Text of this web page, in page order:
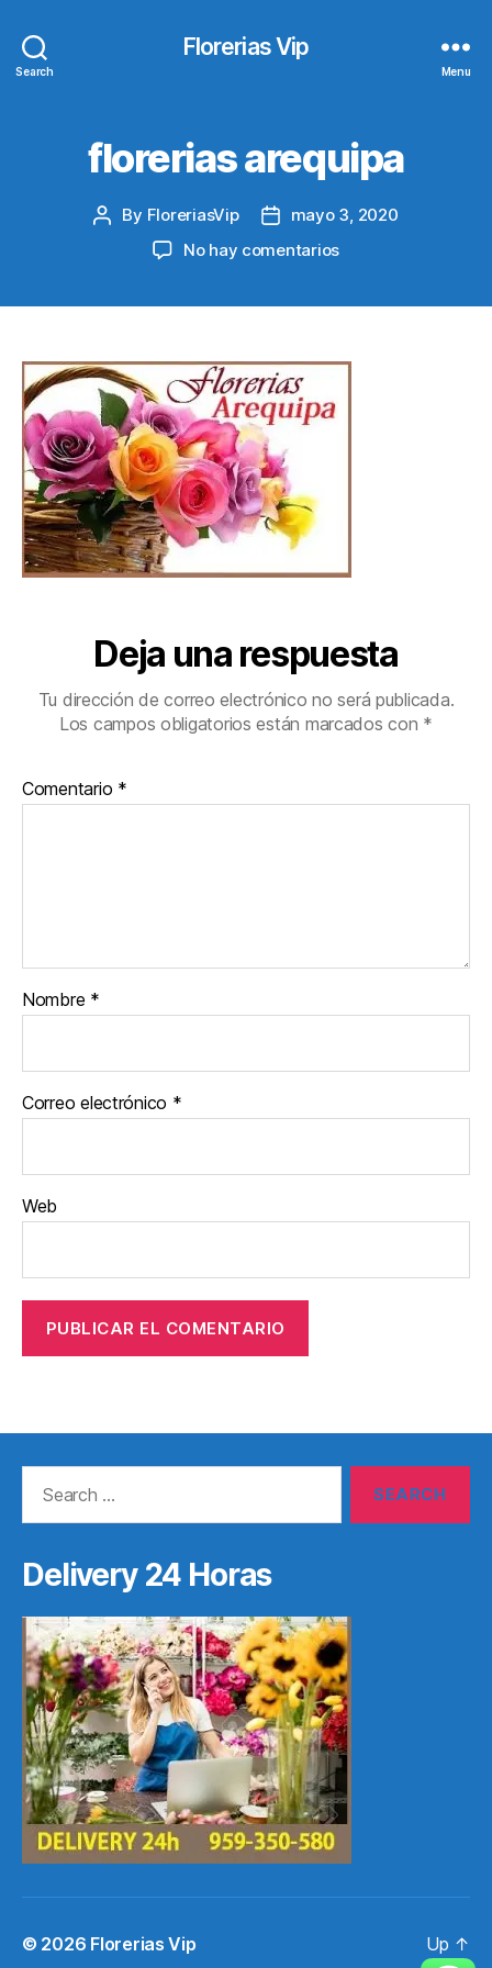
Search
Florerias Vip
Menu
florerias arequipa
Post
By FloreriasVip
Post
date
mayo 3, 2020
No hay comentariosen
Deja una respuesta
Tu dirección de correo electrónico no será publicada.
Los campos obligatorios están marcados con *
Comentario *
Nombre *
Correo electrónico *
Web
Delivery 24 Horas
© 2026 Florerias Vip Up ↑